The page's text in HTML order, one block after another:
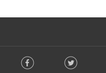
o Facebook Twitter